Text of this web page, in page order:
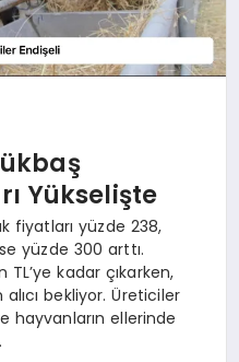
Yükselişte
fiyatları yüzde 238,
yüzde 300 arttı.
TL’ye kadar çıkarken,
bekliyor. Üreticiler
hayvanların ellerinde